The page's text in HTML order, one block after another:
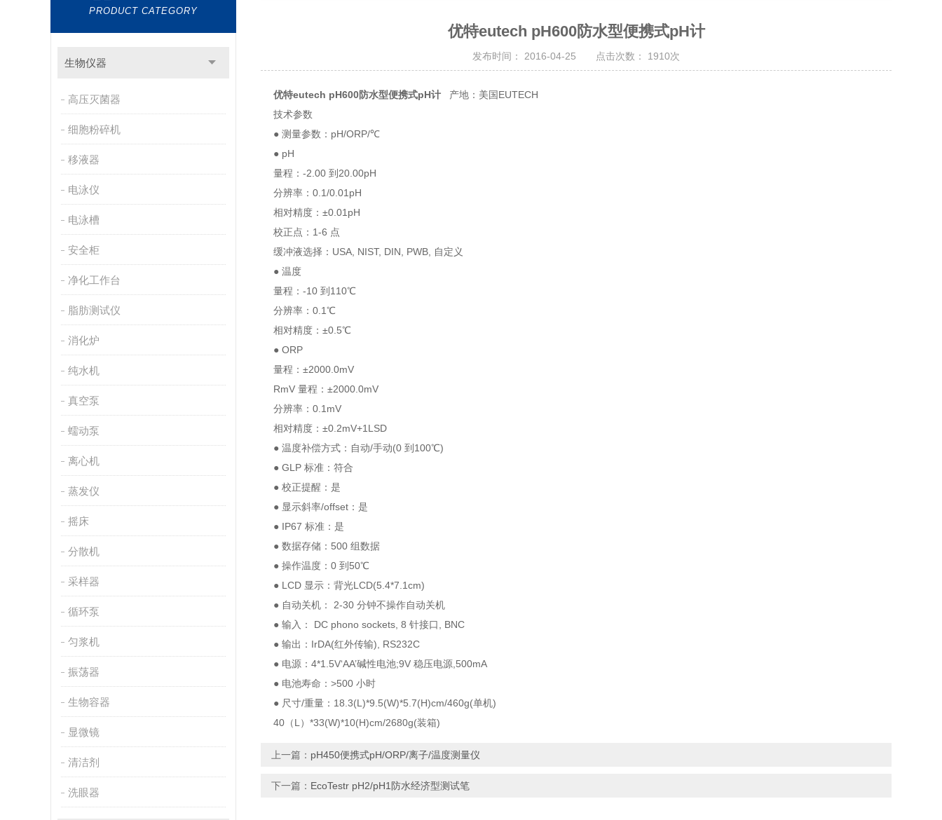
PRODUCT CATEGORY
生物仪器
高压灭菌器
细胞粉碎机
移液器
电泳仪
电泳槽
安全柜
净化工作台
脂肪测试仪
消化炉
纯水机
真空泵
蠕动泵
离心机
蒸发仪
摇床
分散机
采样器
循环泵
匀浆机
振荡器
生物容器
显微镜
清洁剂
洗眼器
优特eutech pH600防水型便携式pH计
发布时间： 2016-04-25 点击次数： 1910次
优特eutech pH600防水型便携式pH计 产地：美国EUTECH
技术参数
● 测量参数：pH/ORP/℃
● pH
量程：-2.00 到20.00pH
分辨率：0.1/0.01pH
相对精度：±0.01pH
校正点：1-6 点
缓冲液选择：USA, NIST, DIN, PWB, 自定义
● 温度
量程：-10 到110℃
分辨率：0.1℃
相对精度：±0.5℃
● ORP
量程：±2000.0mV
RmV 量程：±2000.0mV
分辨率：0.1mV
相对精度：±0.2mV+1LSD
● 温度补偿方式：自动/手动(0 到100℃)
● GLP 标准：符合
● 校正提醒：是
● 显示斜率/offset：是
● IP67 标准：是
● 数据存储：500 组数据
● 操作温度：0 到50℃
● LCD 显示：背光LCD(5.4*7.1cm)
● 自动关机： 2-30 分钟不操作自动关机
● 输入： DC phono sockets, 8 针接口, BNC
● 输出：IrDA(红外传输), RS232C
● 电源：4*1.5V‘AA’碱性电池;9V 稳压电源,500mA
● 电池寿命：>500 小时
● 尺寸/重量：18.3(L)*9.5(W)*5.7(H)cm/460g(单机)
40（L）*33(W)*10(H)cm/2680g(装箱)
上一篇： pH450便携式pH/ORP/离子/温度测量仪
下一篇： EcoTestr pH2/pH1防水经济型测试笔